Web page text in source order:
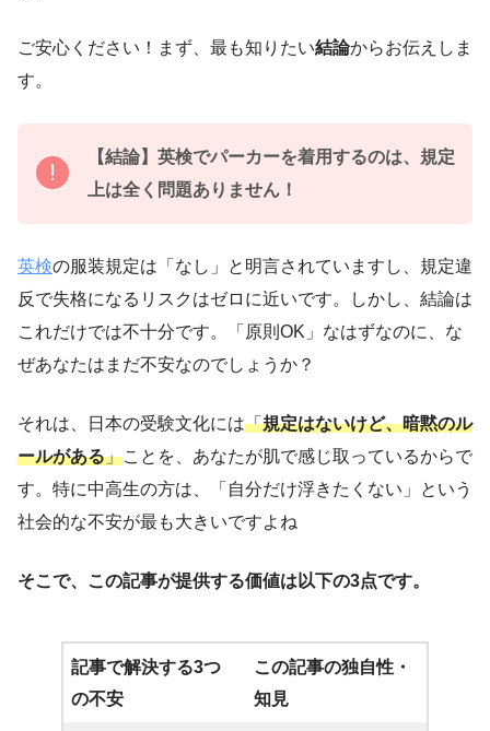
ご安心ください！まず、最も知りたい結論からお伝えしま
す。
【結論】英検でパーカーを着用するのは、規定
上は全く問題ありません ！
英検の服装規定は「なし」と明言されていますし、規定違
反で失格になるリスクはゼロに近いです。しかし、結論は
これだけでは不十分です。「原則OK」なはずなのに、な
ぜあなたはまだ不安なのでしょうか？
それは、日本の受験文化には「規定はないけど、暗黙のル
ールがある」ことを、あなたが肌で感じ取っているからで
す。特に中高生の方は、「自分だけ浮きたくない」という
社会的な不安が最も大きいですよね
そこで、この記事が提供する価値は以下の3点です。
記事で解決する3つ
の不安
この記事の独自性・
知見